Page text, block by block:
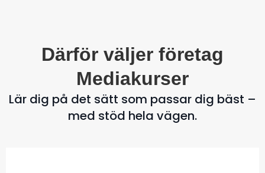
Därför väljer företag
Mediakurser
Lär dig på det sätt som passar dig bäst –
med stöd hela vägen.